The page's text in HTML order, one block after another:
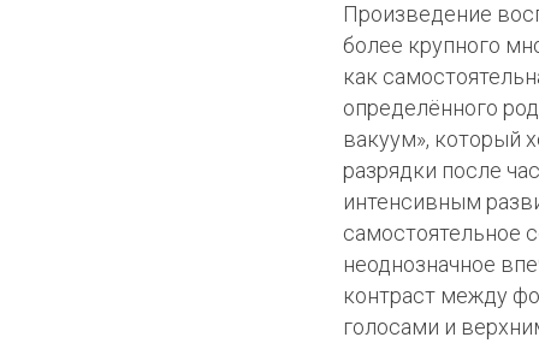
Произведение
более крупного
как
определённого
вакуум», который
разрядки после
интенсивным
самостоятельное
неоднозначное
контраст между
голосами и